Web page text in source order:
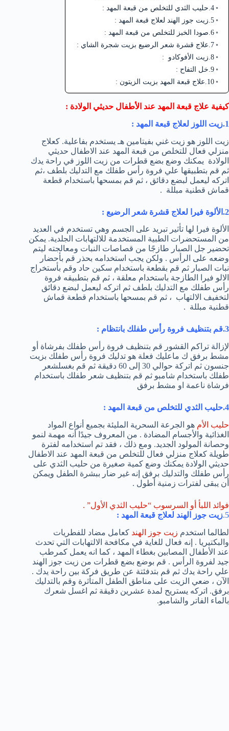
4.حليب الثدي للتخلص من قبعة المهد :
5.زيت جوز الهند لعلاج قبعة المهد :
6.صودا الخبز للتخلص من قبعة المهد :
7.علاج قشرة شعر الرضيع بزيت شجرة الشاي :
8.زيت الأفوكادو :
9.خل التفاح :
10.علاج قبعة المهد بزيت الزيتون :
كيفية علاج قبعة المهد عند الأطفال حديثي الولادة :
1.زيت اللوز لعلاج قبعة المهد :
زيت اللوز هو زيت غني بفيتامين هـ يستخدم بفاعلية. كعلاج
منزلي فعال للتخلص من قبعة المهد عند الاطفال حديثي
الولادة يمكنك وضع بضع قطرات من زيت اللوز في راحة يدك
ثم قم بتطبيقها علي فروة رأس طفلك مع التدليك بلطف ،ثم
اتركه ليعمل لبضع دقائق ، ثم قم بمسحها باستخدام قطعة
قماش قطنية مبللة .
2.الألوة فيرا لعلاج قشرة شعر الرضيع :
الألوة فيرا لها تأثير تبريد على الجسم وهي تستخدم في العديد
من المستحضرات الطبية المستخدمة للالتهابات الجلدية. يمكن
تحضير جل الصبار طازجًا من قصاصات النبات ومعالجته ليتم
وضعه على الرأس . ولكن يجب استخدامه بحذر قم بأحضار
نبات الصبار ثم قم بقطعة باستخدام سكين حاد وقم بأستخراج
الالو فيرا الطازجة باستخدام معلقة ، ثم قم بتطبيقه فروة
رأس طفلك مع التدليك بلطف ثم اتركه ليعمل لبضع دقائق
لتخفيف الالتهاب ، ثم قم بمسحها باستخدام قطعة قماش
قطنية مبللة .
3.قم بتنظيف فروة رأس طفلك بانتظام :
لإزالة تراكم القشور قم بتنظيف فروة رأس طفلك بفرشاة أو
مشط برفق ك ماعليك فعلة هو تدليك فروة رأس طفلك بزيت
جنسون ثم اتركة حوالي 30 إلى 60 دقيقة ثم قم بغسلشعر
طفلك باستخدام شامبو ثم قم بتنظيف شعر طفلك باستخدام
فرشاة ناعمة او مشط برفق
4.حليب الثدي للتخلص من قبعة المهد :
حليب الأم هو الجرعة السحرية المليئة بجميع أنواع المواد
الغذائية والأجسام المضادة . من المعروف جيدًا أنه مهمة لنمو
وحصانة المولود الجديد. ومع ذلك ، فقد تم استخدامه لفترة
طويلة كعلاج منزلي فعال للتخلص من قبعة المهد عند الاطفال
حديثي الولادة يمكنك وضع كمية صغيرة من حليب الثدي على
رأس طفلك والتدليك برفق إنه غير ضار ببشرة الطفل ويمكن
أن يبقى لفترات زمنية أطول .
فوائد اللبأ أو السرسوب “حليب الثدي الأول” .
5. زيت جوز الهند لعلاج قبعة المهد :
لطالما استخدم زيت جوز الهند كعامل مضاد للفطريات
والبكتيريا . إنه فعال للغاية في مكافحة الالتهابات التي تحدث
عند الأطفال المصابين بغطاء المهد ، كما انه يعمل كمرطب
جيد لفروة الرأس . قم بوضع بضع قطرات من زيت جوز الهند
علي راحة يدك ثم قم بتدفئتة عن طريق فركة بين راحة يدك .
الآن ، ضعي الزيت على مناطق الطفل المتأثرة وقم بالتدليك
برفق. اتركه يستريح لمدة عشرين دقيقة ثم اغسل شعرك
بالماء الفاتر والشامبو.